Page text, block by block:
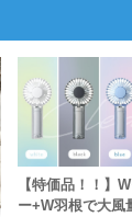
【特価品！！】
ー+W羽根で大